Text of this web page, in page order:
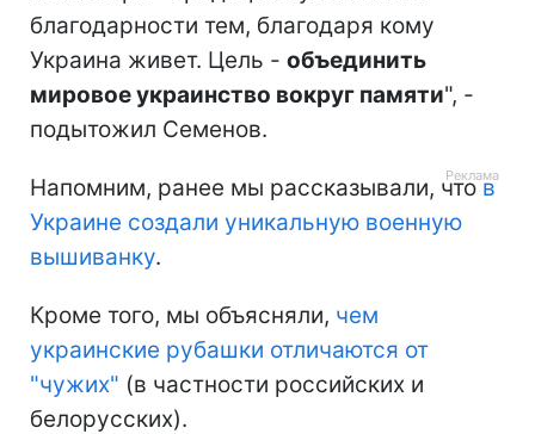
благодарности тем, благодаря кому
Украина живет. Цель - объединить
мировое украинство вокруг памяти", -
подытожил Семенов.
Напомним, ранее мы рассказывали, чтов
Украине создали уникальную военную
вышиванку.
Кроме того, мы объясняли, чем
украинские рубашки отличаются от
"чужих" (в частности российских и
белорусских).